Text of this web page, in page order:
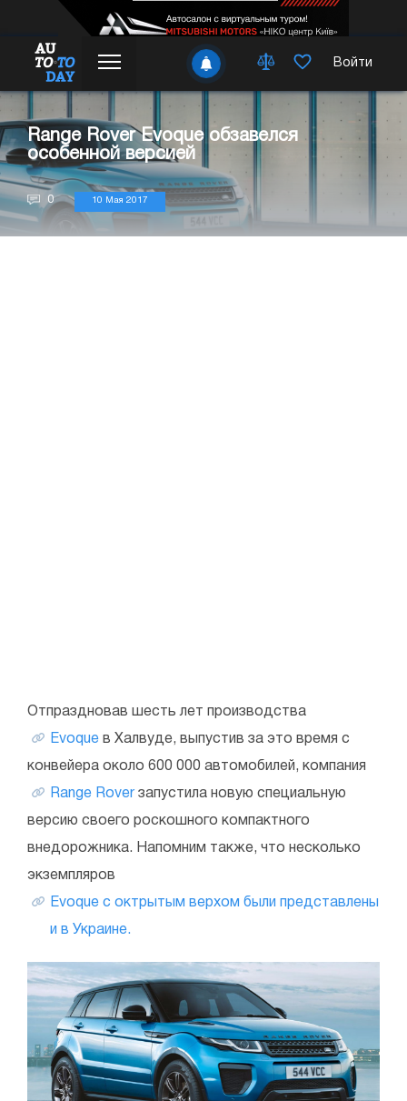
Войти
Range Rover Evoque обзавелся
особенной версией
0 10 Мая 2017
Отпраздновав шесть лет производства
Evoque в Халвуде, выпустив за это время с
конвейера около 600 000 автомобилей, компания
Range Rover запустила новую специальную
версию своего роскошного компактного
внедорожника. Напомним также, что несколько
экземпляров
Evoque с октрытым верхом были представлены
и в Украине.